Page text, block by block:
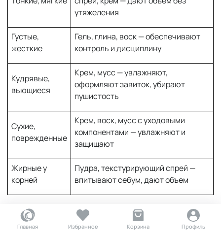
Главная Избранное Корзина Профиль
утяжеления
Густые,
жесткие
Гель, глина, воск — обеспечивают
контроль и дисциплину
Кудрявые,
вьющиеся
Крем, мусс — увлажняют,
оформляют завиток, убирают
пушистость
Сухие,
поврежденные
Крем, воск, мусс с уходовыми
компонентами — увлажняют и
защищают
Жирные у
корней
Пудра, текстурирующий спрей —
впитывают себум, дают объем
По желаемому эффекту